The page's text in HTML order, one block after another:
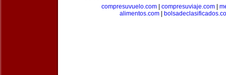
compresuvuelo.com
compresuviaje.com
alimentos.com